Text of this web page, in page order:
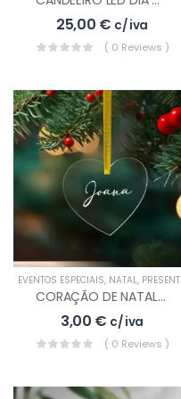
25,00 € c/ iva
( 0 Reviews )
EVENTOS ESPECIAIS, NATAL, PRESENTES
CORAÇÃO DE NATAL EM ACRÍLICO
3,00 € c/ iva
( 0 Reviews )